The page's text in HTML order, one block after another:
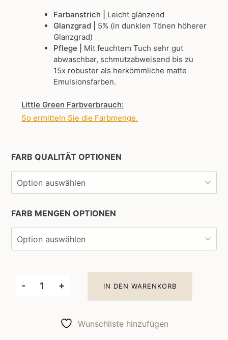
Farbanstrich | Leicht glänzend
Glanzgrad | 5% (in dunklen Tönen höherer
Glanzgrad)
Pflege | Mit feuchtem Tuch sehr gut
abwaschbar, schmutzabweisend bis zu
15x robuster als herkömmliche matte
Emulsionsfarben.
Little Green Farbverbrauch:
So ermitteln Sie die Farbmenge.
FARB QUALITÄT OPTIONEN
FARB MENGEN OPTIONEN
-
Little
Wandfarbe
+ IN DEN WARENKORB
Wunschliste hinzufügen